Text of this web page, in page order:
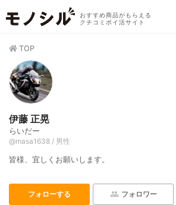
おすすめ商品がもらえる
クチコミポイ活サイト
TOP
伊藤 正晃
らいだー
@masa1638 / 男性
皆様、宜しくお願いします。
フォローする フォロワー